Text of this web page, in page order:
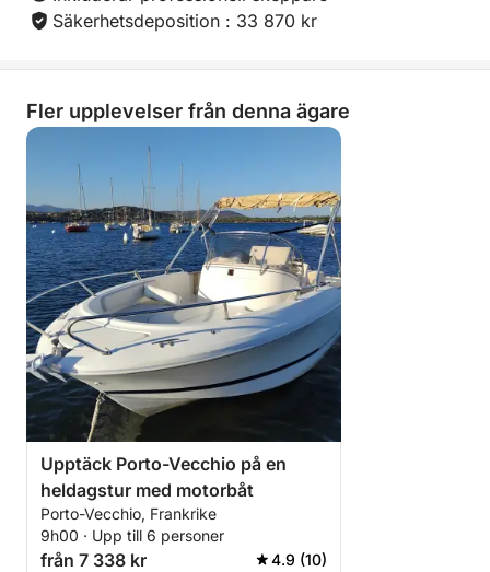
Säkerhetsdeposition : 33 870 kr
Fler upplevelser från denna ägare
Upptäck Porto-Vecchio på en
heldagstur med motorbåt
Porto-Vecchio, Frankrike
9h00 · Upp till 6 personer
från 7 338 kr 4.9 (10)